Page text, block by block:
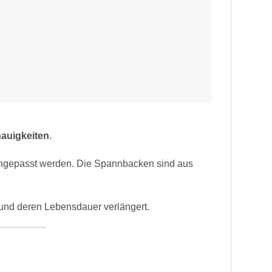
.
werden. Die Spannbacken sind aus
deren Lebensdauer verlängert.